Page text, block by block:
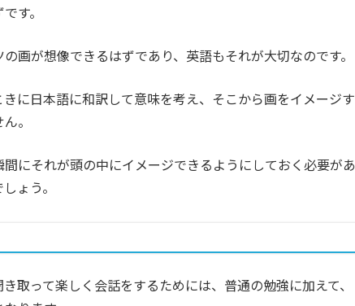
す。
画が想像できるはずであり、英語もそれが大切なのです。
に日本語に和訳して意味を考え、そこから画をイメージす
。
にそれが頭の中にイメージできるようにしておく必要があ
ょう。
取って楽しく会話をするためには、普通の勉強に加えて、